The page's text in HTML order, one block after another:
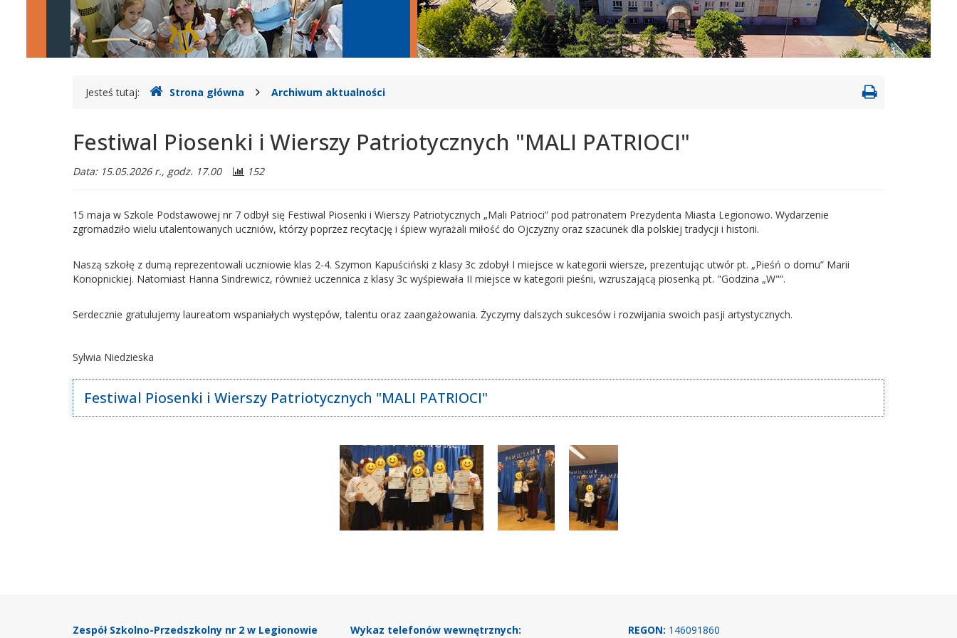
Legionowie
Gdzie
Jesteś tutaj: Strona główna Archiwum aktualności
Drukowanie
Festiwal Piosenki i Wierszy Patriotycznych "MALI PATRIOCI"
Data: 15.05.2026 r., godz. 17.00 152
15 maja w Szkole Podstawowej nr 7 odbył się Festiwal Piosenki i Wierszy Patriotycznych „Mali Patrioci” pod patronatem Prezydenta Miasta Legionowo. Wydarzenie
zgromadziło wielu utalentowanych uczniów, którzy poprzez recytację i śpiew wyrażali miłość do Ojczyzny oraz szacunek dla polskiej tradycji i historii.
Naszą szkołę z dumą reprezentowali uczniowie klas 2-4. Szymon Kapuściński z klasy 3c zdobył I miejsce w kategorii wiersze, prezentując utwór pt. „Pieśń o domu” Marii
Konopnickiej. Natomiast Hanna Sindrewicz, również uczennica z klasy 3c wyśpiewała II miejsce w kategorii pieśni, wzruszającą piosenką pt. "Godzina „W"”.
Serdecznie gratulujemy laureatom wspaniałych występów, talentu oraz zaangażowania. Życzymy dalszych sukcesów i rozwijania swoich pasji artystycznych.
Sylwia Niedzieska
Festiwal Piosenki i Wierszy Patriotycznych "MALI PATRIOCI"
Zespół Szkolno-Przedszkolny nr 2 w Legionowie
Wykaz telefonów wewnętrznych: REGON: 146091860